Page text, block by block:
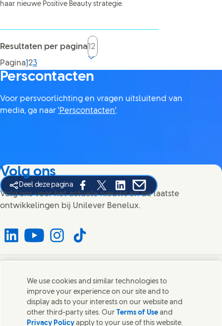
haar nieuwe Positive Beauty strategie.
Resultaten per pagina
Pagina1Current page, page
23
Perscontacten
Voor persvoorlichting en vragen uitsluitend van
media, ga naar 'Perscontacten'.
Deel deze pagina
Share this page on Facebook
Share this page on X
Share this page on Linked In
Share this page on E-
Volg ons
Volg ons voor het actuele nieuws en de laatste
ontwikkelingen bij Unilever Benelux.
with us on LinkedIn
Connect with us on YouTube
Connect with us on Instagram
Connect with us on TikTok
Contact
Neem contact op met Unilever en onze teams.
We use cookies and similar technologies to
improve your experience on our site and to
display ads to your interests on our website and
other third-party sites. Our Terms of Use and
Privacy Policy apply to your use of this website.